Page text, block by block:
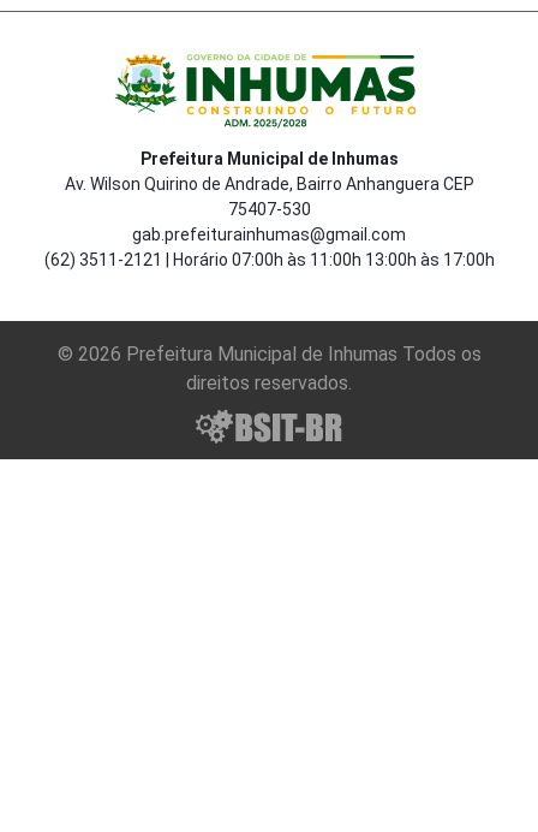
Prefeitura Municipal de Inhumas
Av. Wilson Quirino de Andrade, Bairro Anhanguera CEP
75407-530
gab.prefeiturainhumas@gmail.com
(62) 3511-2121 | Horário 07:00h às 11:00h 13:00h às 17:00h
© 2026 Prefeitura Municipal de Inhumas Todos os
direitos reservados.